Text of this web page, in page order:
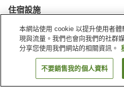
住宿設施
停車場
會議室
找客房
本網站使用 cookie 以提升使用者
現與流量。我們也會向我們的社群
分享您使用我們網站的相關資訊。
不要銷售我的個人資料